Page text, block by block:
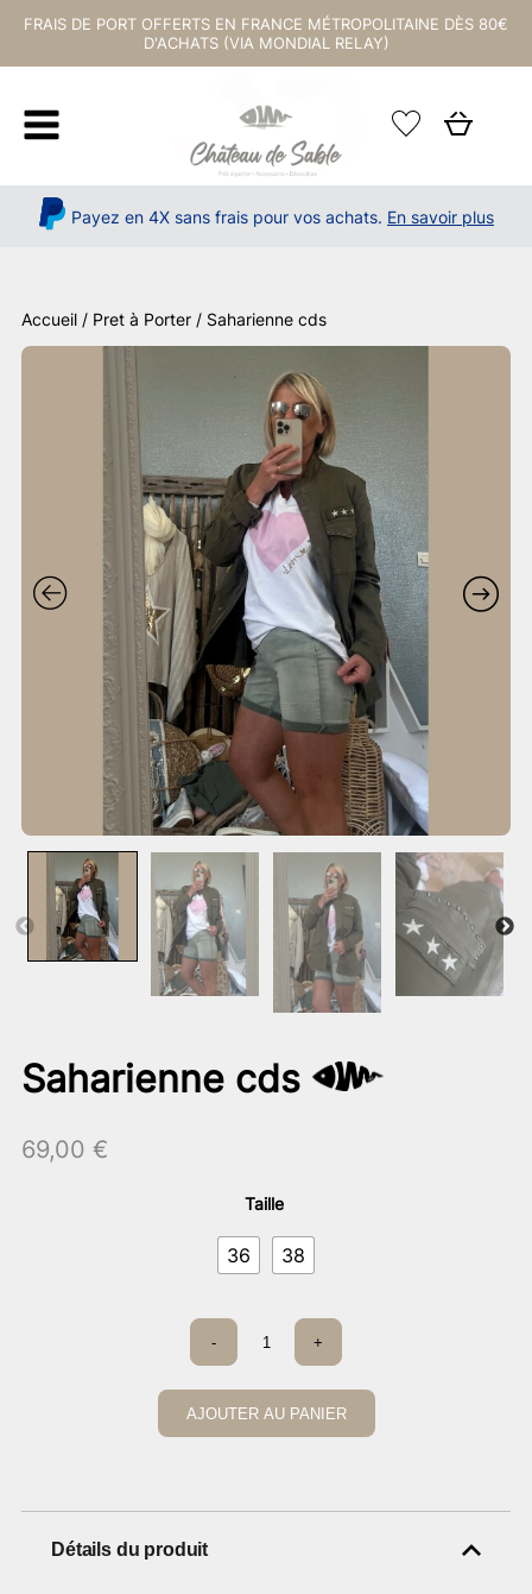
FRAIS DE PORT OFFERTS EN FRANCE MÉTROPOLITAINE DÈS 80€
D'ACHATS (VIA MONDIAL RELAY)
Payez en 4X sans frais pour vos achats. En savoir plus
Accueil / Pret à Porter / Saharienne cds
Saharienne cds
69,00 €
Taille
36 38
quantité
Saharienne
cds
- +
AJOUTER AU PANIER
Détails du produit